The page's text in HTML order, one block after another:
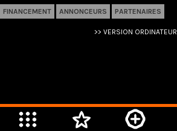
FINANCEMENT ANNONCEURS PARTENAIRES
>> VERSION ORDINATEUR